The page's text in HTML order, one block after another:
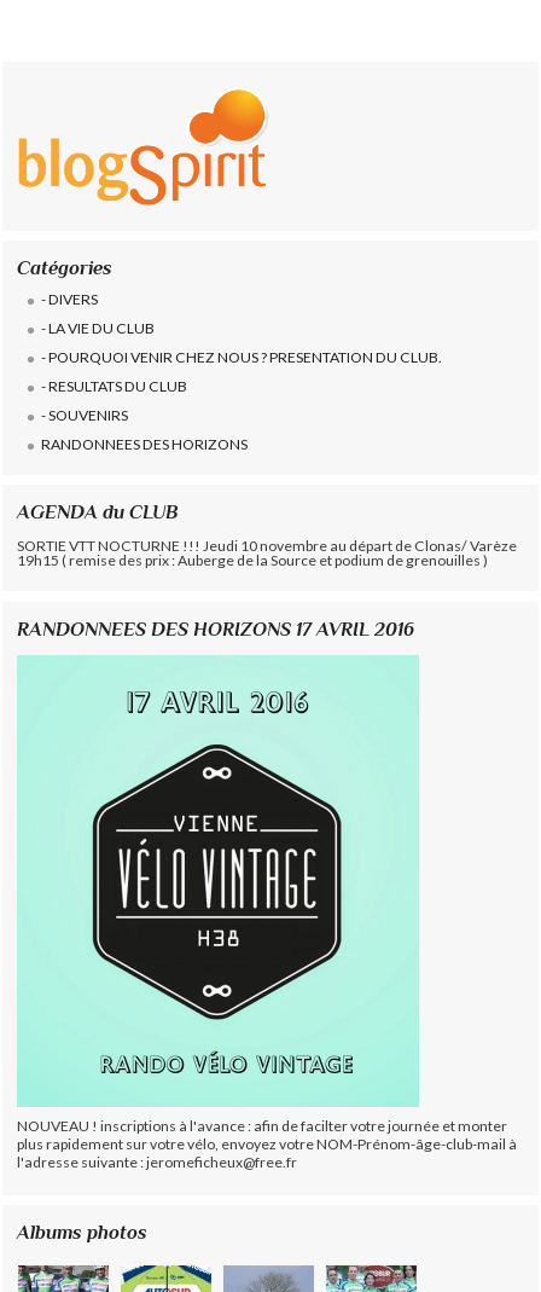
Catégories
- DIVERS
- LA VIE DU CLUB
- POURQUOI VENIR CHEZ NOUS ? PRESENTATION DU CLUB.
- RESULTATS DU CLUB
- SOUVENIRS
RANDONNEES DES HORIZONS
AGENDA du CLUB
SORTIE VTT NOCTURNE !!! Jeudi 10 novembre au départ de Clonas/ Varèze
19h15 ( remise des prix : Auberge de la Source et podium de grenouilles )
RANDONNEES DES HORIZONS 17 AVRIL 2016
NOUVEAU ! inscriptions à l'avance : afin de facilter votre journée et monter
plus rapidement sur votre vélo, envoyez votre NOM-Prénom-âge-club-mail à
l'adresse suivante : jeromeficheux@free.fr
Albums photos